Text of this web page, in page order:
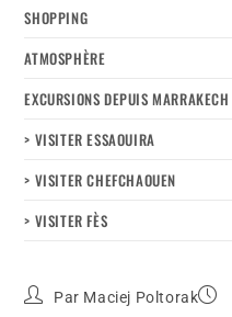
SHOPPING
ATMOSPHÈRE
EXCURSIONS DEPUIS MARRAKECH
> VISITER ESSAOUIRA
> VISITER CHEFCHAOUEN
> VISITER FÈS
Par Maciej Poltorak